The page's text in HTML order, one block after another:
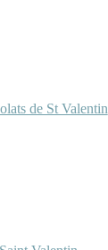
de St Valentin